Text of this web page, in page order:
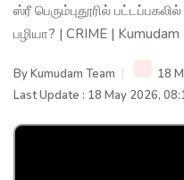
ஸ்ரீ பெரும்புதூரில்
பழியா? | CRIME |
ByKumudam Team
18
Last Update : 18 May 2026,